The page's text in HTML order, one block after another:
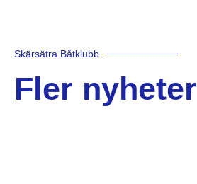
Skärsätra Båtklubb
Fler nyheter